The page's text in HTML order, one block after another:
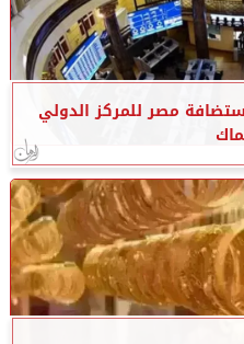
مصر للمركز الدولي